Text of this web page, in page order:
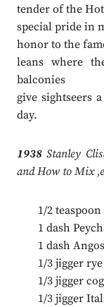
tender of the
special pride in
honor to the
leans where
balconies
give sightseers
day.
1938Stanley
and How to Mix
1/2
1 dash
1 dash
1/3 jigger
1/3 jigger
1/3 jigger